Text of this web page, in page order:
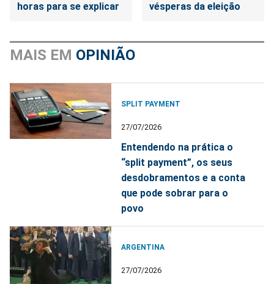
horas para se explicar
vésperas da eleição
MAIS EM OPINIÃO
SPLIT PAYMENT
27/07/2026
Entendendo na prática o
“split payment”, os seus
desdobramentos e a conta
que pode sobrar para o
povo
ARGENTINA
27/07/2026